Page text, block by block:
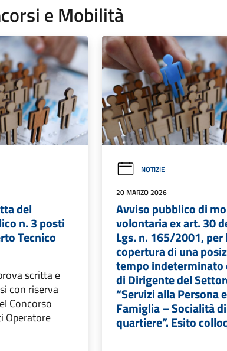
e Mobilità
del
n. 3 posti
Tecnico
scritta e
con riserva
Concorso
Operatore
NOTIZIE
20 MARZO 2026
Avviso pubblico di
volontaria ex art. 30
Lgs. n. 165/2001, per
copertura di una
tempo indeterminato
di Dirigente del
“Servizi alla Persona
Famiglia – Socialità di
quartiere”. Esito